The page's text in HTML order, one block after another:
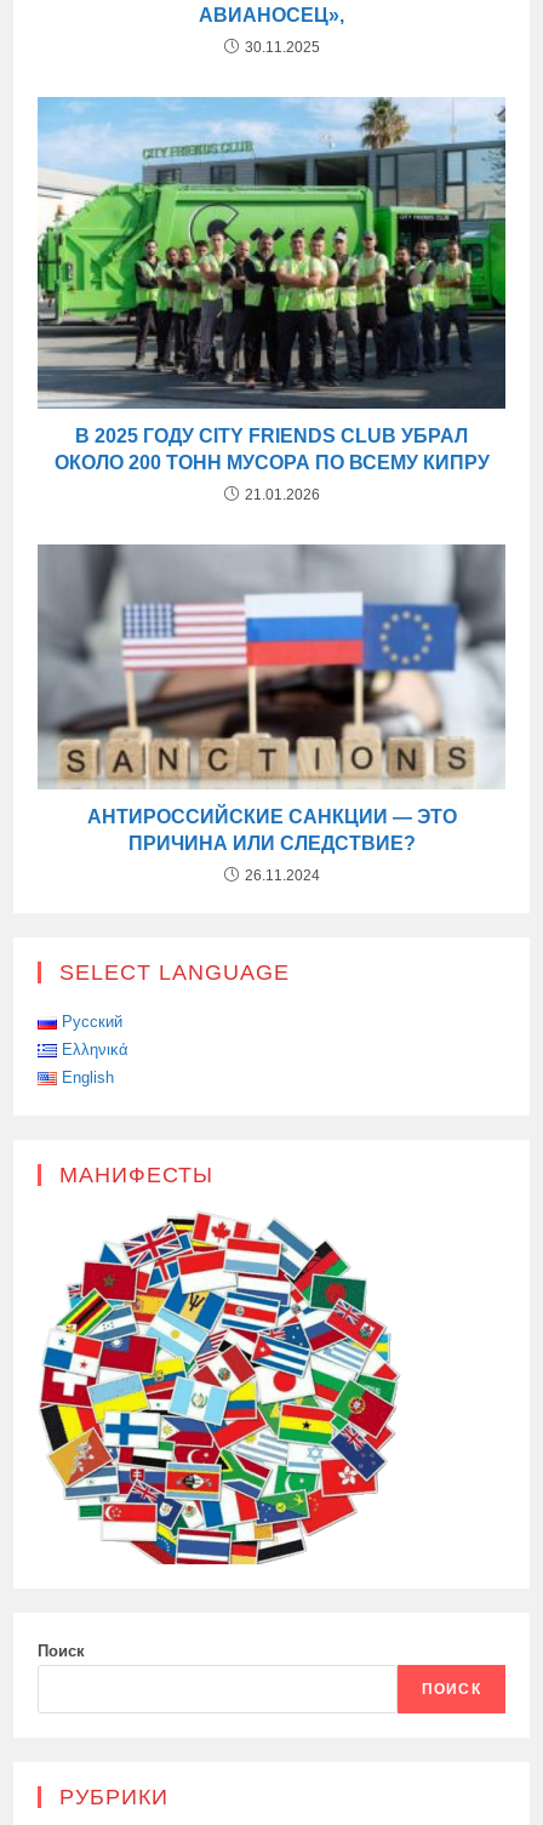
АВИАНОСЕЦ»,
30.11.2025
В 2025 ГОДУ CITY FRIENDS CLUB УБРАЛ
ОКОЛО 200 ТОНН МУСОРА ПО ВСЕМУ КИПРУ
21.01.2026
АНТИРОССИЙСКИЕ САНКЦИИ — ЭТО
ПРИЧИНА ИЛИ СЛЕДСТВИЕ?
26.11.2024
SELECT LANGUAGE
Русский
Ελληνικά
English
МАНИФЕСТЫ
Поиск
ПОИСК
РУБРИКИ